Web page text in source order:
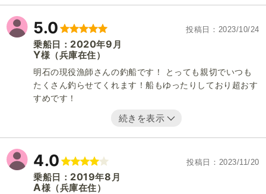
5.0 投稿日 2023/10/24
乗船日： 2020年9 月
Y様 （兵庫在住）
明石の現役漁師さんの釣船です！ とっても親切でいつも
たくさん釣らせてくれます！船もゆったりしており超おす
すめです！
続きを表示
4.0 投稿日 2023/11/20
乗船日： 2019年8 月
A様 （兵庫在住）